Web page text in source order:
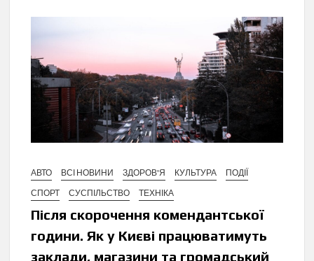
АВТО ВСІ НОВИНИ ЗДОРОВ'Я КУЛЬТУРА
ПОДІЇ
СПОРТ
СУСПІЛЬСТВО ТЕХНІКА
Після скорочення комендантської
години. Як у Києві працюватимуть
заклади, магазини та громадський